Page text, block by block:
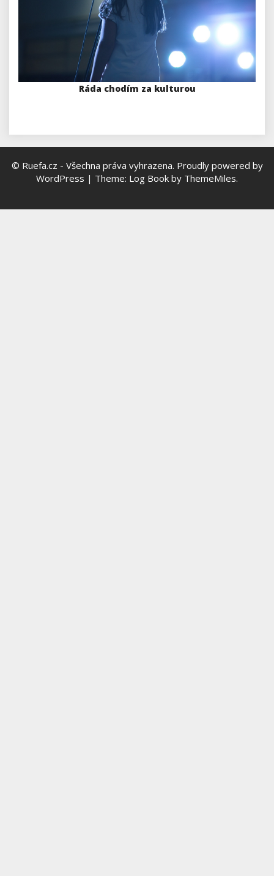
Ráda chodím za kulturou
© Ruefa.cz - Všechna práva vyhrazena. Proudly powered by
WordPress | Theme: Log Book by ThemeMiles.